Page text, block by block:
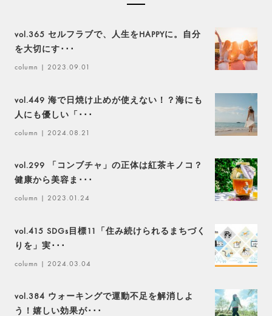
vol.365 セルフラブで、人生をHAPPYに。自分
を大切にす･･･
column | 2023.09.01
vol.449 海で日焼け止めが使えない！？海にも
人にも優しい「･･･
column | 2024.08.21
vol.299 「コンブチャ」の正体は紅茶キノコ？
健康から美容ま･･･
column | 2023.01.24
vol.415 SDGs目標11「住み続けられるまちづく
りを」実･･･
column | 2024.03.04
vol.384 ウォーキングで運動不足を解消しよ
う！嬉しい効果が･･･